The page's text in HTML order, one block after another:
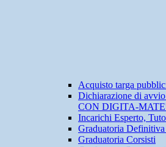
Acquisto targa
Dichiarazione di
CON DIGITA-
Incarichi Esperto,
Graduatoria
Graduatoria Corsisti